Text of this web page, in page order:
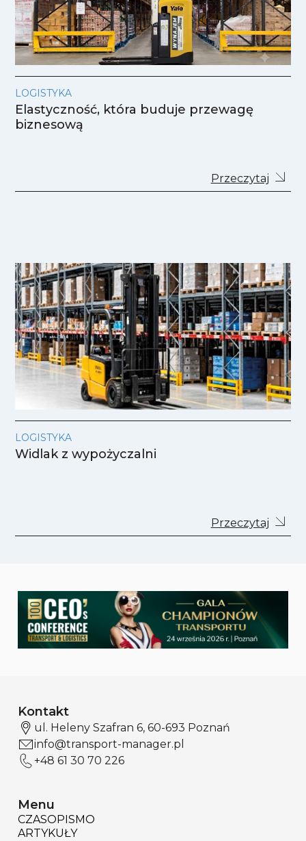
LOGISTYKA
Elastyczność, która buduje przewagę
biznesową
Przeczytaj
LOGISTYKA
Widlak z wypożyczalni
Przeczytaj
Kontakt
ul. Heleny Szafran 6, 60-693 Poznań
info@transport-manager.pl
+48 61 30 70 226
Menu
CZASOPISMO
ARTYKUŁY